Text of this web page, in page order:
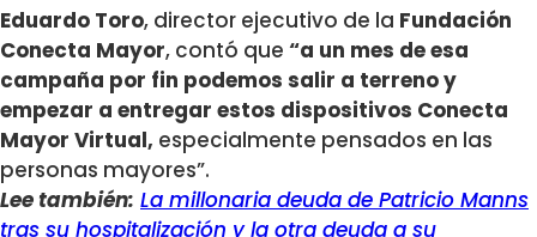
Eduardo Toro, director ejecutivo de la Fundación
Conecta Mayor, contó que “a un mes de esa
campaña por fin podemos salir a terreno y
empezar a entregar estos dispositivos Conecta
Mayor Virtual, especialmente pensados en las
personas mayores”.
Lee también: La millonaria deuda de Patricio Manns
tras su hospitalización y la otra deuda a su